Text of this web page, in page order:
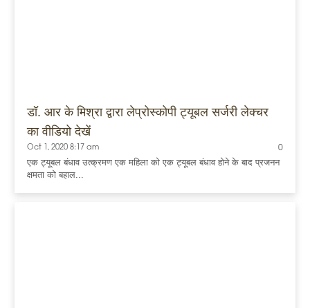
डॉ. आर के मिश्रा द्वारा लेप्रोस्कोपी ट्यूबल सर्जरी लेक्चर
का वीडियो देखें
Oct 1, 2020 8:17 am 0
एक ट्यूबल बंधाव उत्क्रमण एक महिला को एक ट्यूबल बंधाव होने के बाद प्रजनन
क्षमता को बहाल...